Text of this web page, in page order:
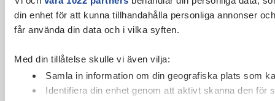
din enhet för att kunna tillhandahålla personliga annonser
får använda din data och i vilka syften.
Med din tillåtelse skulle vi även vilja:
Samla in information om din geografiska plats som
Identifiera din enhet genom att aktivt skanna den för